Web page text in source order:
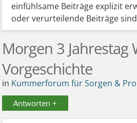
einfühlsame Beiträge explizit
oder verurteilende Beiträge
Morgen 3 Jahrestag
Vorgeschichte
in Kummerforum für Sorgen &
Antworten +